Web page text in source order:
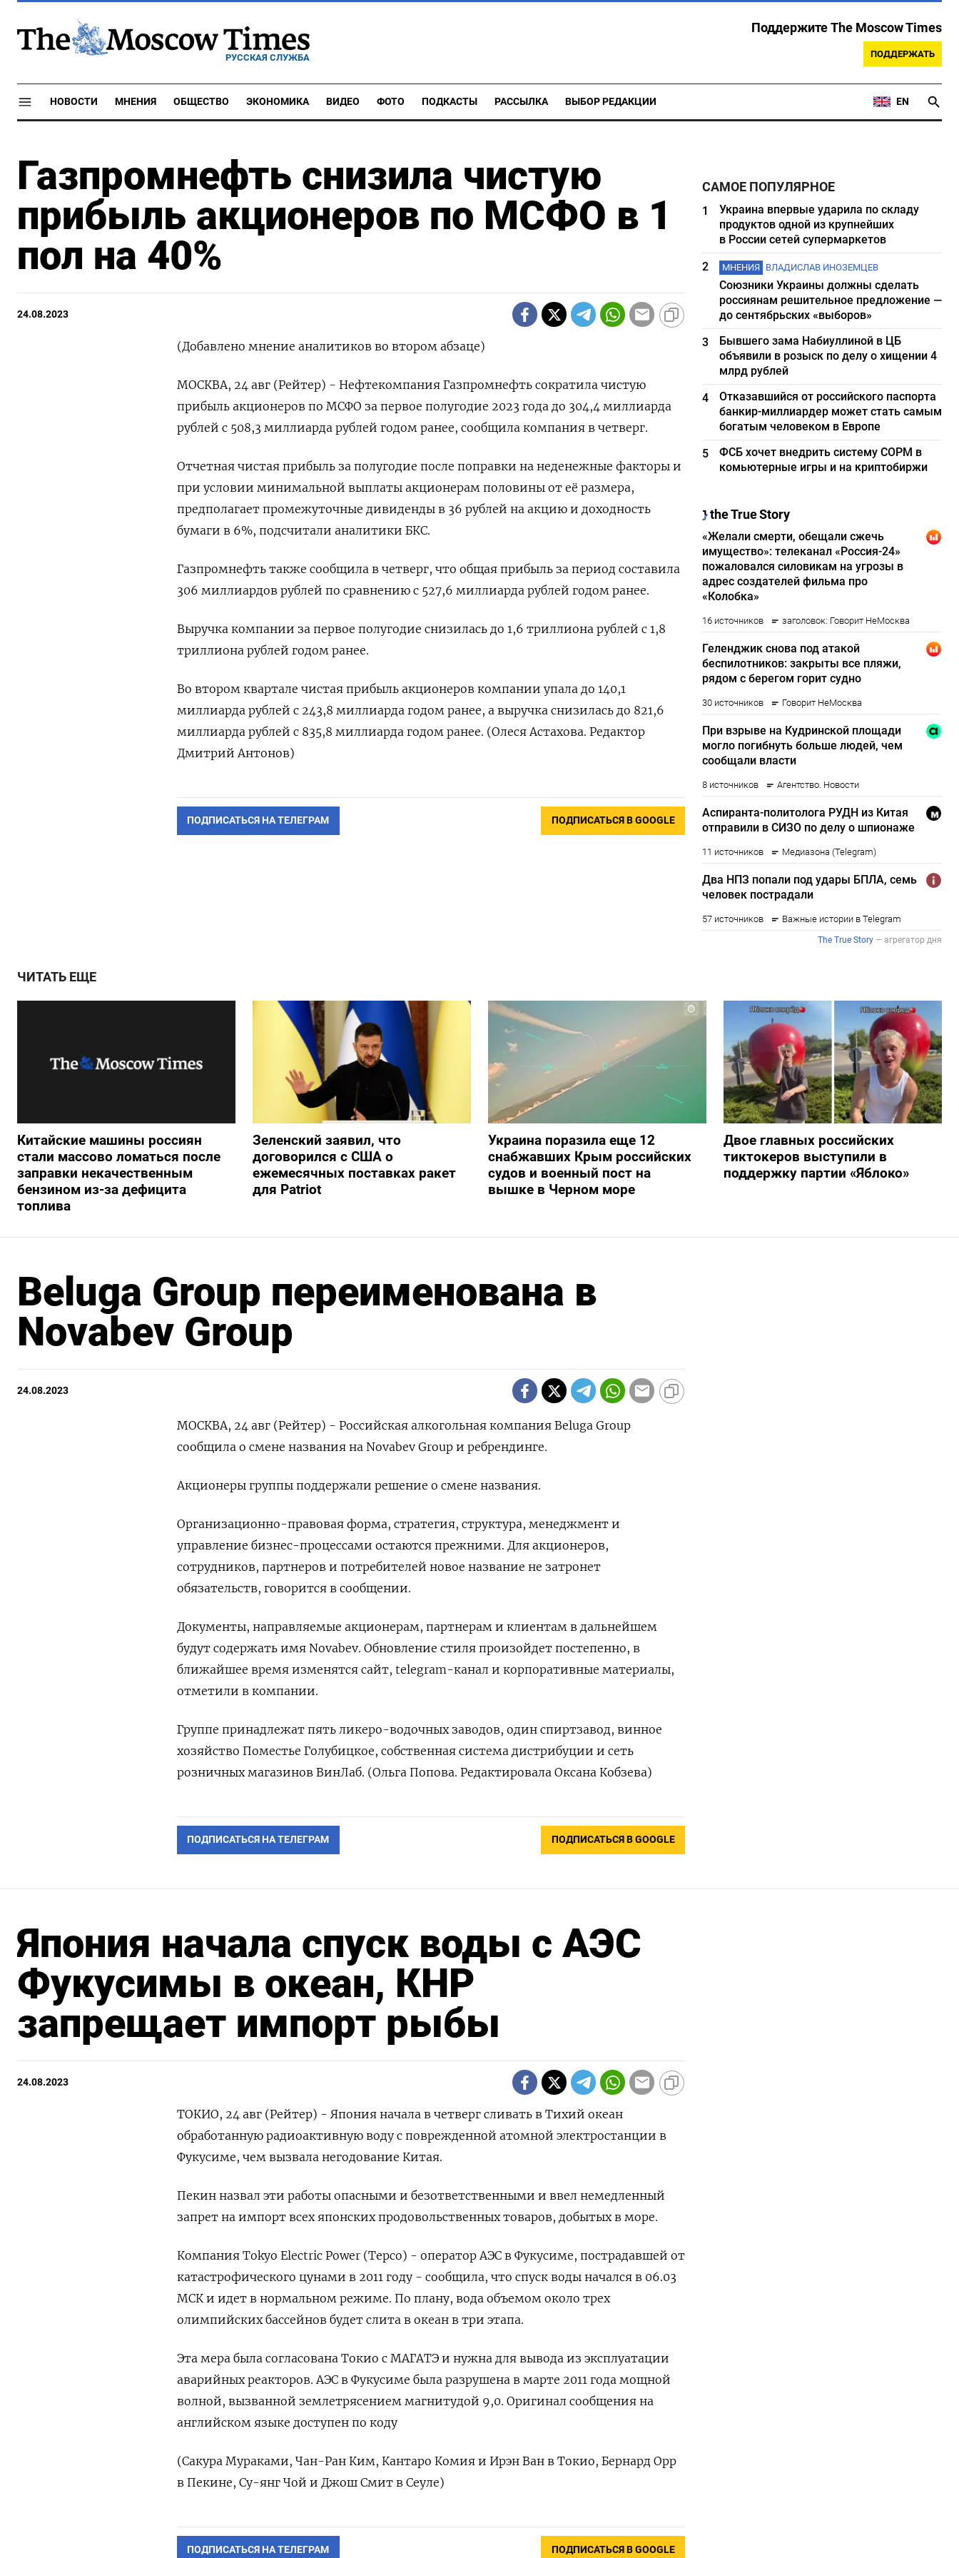
РУССКАЯ СЛУЖБА
Поддержите The Moscow Times
ПОДДЕРЖАТЬ
НОВОСТИ МНЕНИЯ ОБЩЕСТВО ЭКОНОМИКА ВИДЕО ФОТО ПОДКАСТЫ РАССЫЛКА ВЫБОР РЕДАКЦИИ EN
Газпромнефть снизила чистую
прибыль акционеров по МСФО в 1
пол на 40%
24.08.2023
(Добавлено мнение аналитиков во втором абзаце)
МОСКВА, 24 авг (Рейтер) - Нефтекомпания Газпромнефть сократила чистую
прибыль акционеров по МСФО за первое полугодие 2023 года до 304,4 миллиарда
рублей с 508,3 миллиарда рублей годом ранее, сообщила компания в четверг.
Отчетная чистая прибыль за полугодие после поправки на неденежные факторы и
при условии минимальной выплаты акционерам половины от её размера,
предполагает промежуточные дивиденды в 36 рублей на акцию и доходность
бумаги в 6%, подсчитали аналитики БКС.
Газпромнефть также сообщила в четверг, что общая прибыль за период составила
306 миллиардов рублей по сравнению с 527,6 миллиарда рублей годом ранее.
Выручка компании за первое полугодие снизилась до 1,6 триллиона рублей с 1,8
триллиона рублей годом ранее.
Во втором квартале чистая прибыль акционеров компании упала до 140,1
миллиарда рублей с 243,8 миллиарда годом ранее, а выручка снизилась до 821,6
миллиарда рублей с 835,8 миллиарда годом ранее. (Олеся Астахова. Редактор
Дмитрий Антонов)
ПОДПИСАТЬСЯ НА ТЕЛЕГРАМ ПОДПИСАТЬСЯ В GOOGLE
САМОЕ ПОПУЛЯРНОЕ
1
Украина впервые ударила по складу
продуктов одной из крупнейших
в России сетей супермаркетов
2
МНЕНИЯ ВЛАДИСЛАВ ИНОЗЕМЦЕВ
Союзники Украины должны сделать
россиянам решительное предложение —
до сентябрьских «выборов»
3
Бывшего зама Набиуллиной в ЦБ
объявили в розыск по делу о хищении 4
млрд рублей
4
Отказавшийся от российского паспорта
банкир-миллиардер может стать самым
богатым человеком в Европе
5
ФСБ хочет внедрить систему СОРМ в
комьютерные игры и на криптобиржи
ЧИТАТЬ ЕЩЕ
Китайские машины россиян
стали массово ломаться после
заправки некачественным
бензином из-за дефицита
топлива
Зеленский заявил, что
договорился с США о
ежемесячных поставках ракет
для Patriot
Украина поразила еще 12
снабжавших Крым российских
судов и военный пост на
вышке в Черном море
Двое главных российских
тиктокеров выступили в
поддержку партии «Яблоко»
Beluga Group переименована в
Novabev Group
24.08.2023
МОСКВА, 24 авг (Рейтер) - Российская алкогольная компания Beluga Group
сообщила о смене названия на Novabev Group и ребрендинге.
Акционеры группы поддержали решение о смене названия.
Организационно-правовая форма, стратегия, структура, менеджмент и
управление бизнес-процессами остаются прежними. Для акционеров,
сотрудников, партнеров и потребителей новое название не затронет
обязательств, говорится в сообщении.
Документы, направляемые акционерам, партнерам и клиентам в дальнейшем
будут содержать имя Novabev. Обновление стиля произойдет постепенно, в
ближайшее время изменятся сайт, telegram-канал и корпоративные материалы,
отметили в компании.
Группе принадлежат пять ликеро-водочных заводов, один спиртзавод, винное
хозяйство Поместье Голубицкое, собственная система дистрибуции и сеть
розничных магазинов ВинЛаб. (Ольга Попова. Редактировала Оксана Кобзева)
ПОДПИСАТЬСЯ НА ТЕЛЕГРАМ ПОДПИСАТЬСЯ В GOOGLE
Япония начала спуск воды с АЭС
Фукусимы в океан, КНР
запрещает импорт рыбы
24.08.2023
ТОКИО, 24 авг (Рейтер) - Япония начала в четверг сливать в Тихий океан
обработанную радиоактивную воду с поврежденной атомной электростанции в
Фукусиме, чем вызвала негодование Китая.
Пекин назвал эти работы опасными и безответственными и ввел немедленный
запрет на импорт всех японских продовольственных товаров, добытых в море.
Компания Tokyo Electric Power (Tepco) - оператор АЭС в Фукусиме, пострадавшей от
катастрофического цунами в 2011 году - сообщила, что спуск воды начался в 06.03
МСК и идет в нормальном режиме. По плану, вода объемом около трех
олимпийских бассейнов будет слита в океан в три этапа.
Эта мера была согласована Токио с МАГАТЭ и нужна для вывода из эксплуатации
аварийных реакторов. АЭС в Фукусиме была разрушена в марте 2011 года мощной
волной, вызванной землетрясением магнитудой 9,0. Оригинал сообщения на
английском языке доступен по коду
(Сакура Мураками, Чан-Ран Ким, Кантаро Комия и Ирэн Ван в Токио, Бернард Орр
в Пекине, Су-янг Чой и Джош Смит в Сеуле)
ПОДПИСАТЬСЯ НА ТЕЛЕГРАМ ПОДПИСАТЬСЯ В GOOGLE